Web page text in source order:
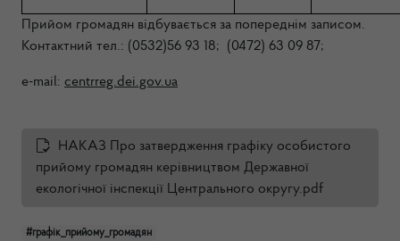
Прийом громадян відбувається за попереднім записом.
Контактний тел.: (0532)56 93 18; (0472) 63 09 87;
e-mail: centrreg.dei.gov.ua
НАКАЗ Про затвердження графіку особистого
прийому громадян керівництвом Державної
екологічної інспекції Центрального округу.pdf
#графік_прийому_громадян